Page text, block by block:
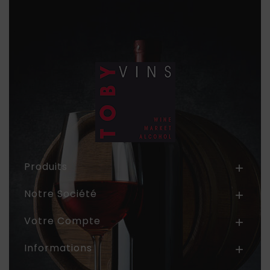
Produits 
Notre Société 
Votre Compte 
Informations 